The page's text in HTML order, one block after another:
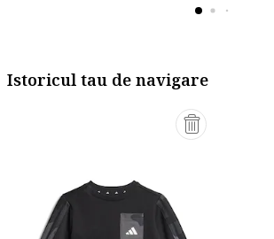
Istoricul tau de navigare